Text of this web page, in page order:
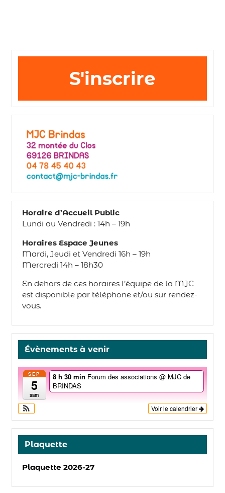
S'inscrire
Horaire d’Accueil Public
Lundi au Vendredi : 14h – 19h
Horaires Espace Jeunes
Mardi, Jeudi et Vendredi 16h – 19h
Mercredi 14h – 18h30
En dehors de ces horaires l’équipe de la MJC
est disponible par téléphone et/ou sur rendez-
vous.
Évènements à venir
SEP
5
sam
8 h 30 min Forum des associations @ MJC de
BRINDAS
Voir le calendrier
Plaquette
Plaquette 2026-27